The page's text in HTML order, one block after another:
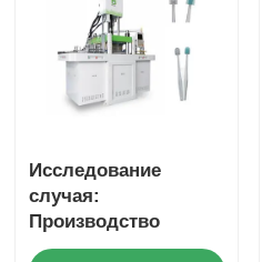
Исследование
случая:
Производство
высокоточных